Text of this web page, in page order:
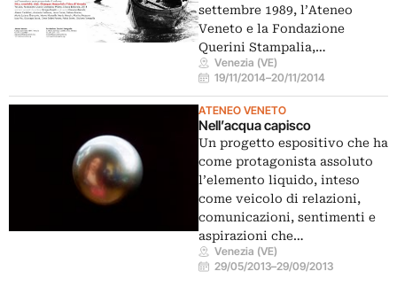
settembre 1989, l’Ateneo
Veneto e la Fondazione
Querini Stampalia,…
Venezia (VE)
19/11/2014–20/11/2014
ATENEO VENETO
Nell’acqua capisco
Un progetto espositivo che ha
come protagonista assoluto
l’elemento liquido, inteso
come veicolo di relazioni,
comunicazioni, sentimenti e
aspirazioni che…
Venezia (VE)
29/05/2013–29/09/2013